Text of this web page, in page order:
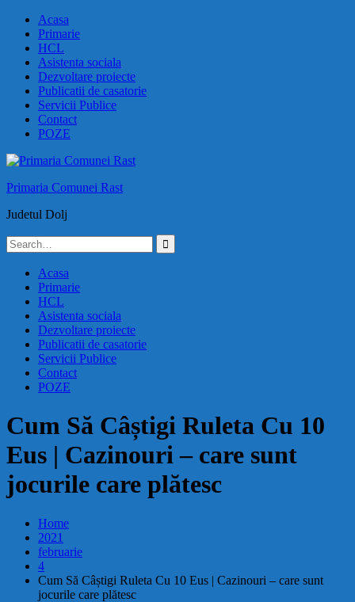
Skip
content
Acasa
Primarie
HCL
Asistenta sociala
Dezvoltare proiecte
Publicatii de casatorie
Servicii Publice
Contact
POZE
Primaria Comunei Rast
Judetul Dolj
Search
for:
Acasa
Primarie
HCL
Asistenta sociala
Dezvoltare proiecte
Publicatii de casatorie
Servicii Publice
Contact
POZE
Cum Să Câștigi Ruleta Cu 10
Eus | Cazinouri – care sunt
jocurile care plătesc
Home
2021
februarie
4
Cum Să Câștigi Ruleta Cu 10 Eus | Cazinouri – care sunt
jocurile care plătesc